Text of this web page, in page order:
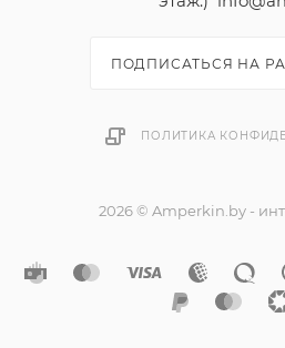
ПОДПИСАТЬСЯ НА
ПОЛИТИКА
2026 © Amperkin.by -